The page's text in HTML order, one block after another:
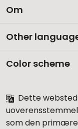
Om
Other
Color scheme
Dette
som den primære